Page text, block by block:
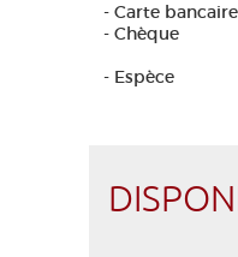
- Carte bancaire
- Chèque
- Espèce